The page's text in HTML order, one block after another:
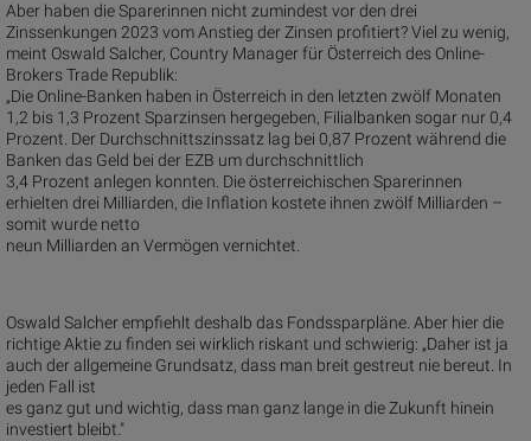
Aber haben die Sparerinnen nicht zumindest vor den drei
Zinssenkungen 2023 vom Anstieg der Zinsen profitiert? Viel zu wenig,
meint Oswald Salcher, Country Manager für Österreich des Online-
Brokers Trade Republik:
„Die Online-Banken haben in Österreich in den letzten zwölf Monaten
1,2 bis 1,3 Prozent Sparzinsen hergegeben, Filialbanken sogar nur 0,4
Prozent. Der Durchschnittszinssatz lag bei 0,87 Prozent während die
Banken das Geld bei der EZB um durchschnittlich
3,4 Prozent anlegen konnten. Die österreichischen Sparerinnen
erhielten drei Milliarden, die Inflation kostete ihnen zwölf Milliarden –
somit wurde netto
neun Milliarden an Vermögen vernichtet.
Oswald Salcher empfiehlt deshalb das Fondssparpläne. Aber hier die
richtige Aktie zu finden sei wirklich riskant und schwierig: „Daher ist ja
auch der allgemeine Grundsatz, dass man breit gestreut nie bereut. In
jeden Fall ist
es ganz gut und wichtig, dass man ganz lange in die Zukunft hinein
investiert bleibt."